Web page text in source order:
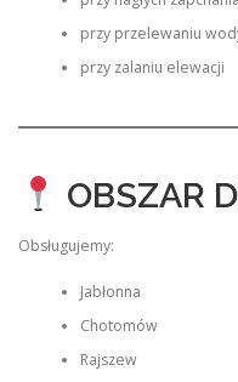
przy przelewaniu
przy zalaniu elewacji
OBSZAR
Obsługujemy:
Jabłonna
Chotomów
Rajszew